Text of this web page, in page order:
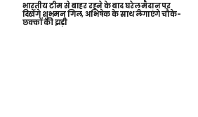
भारतीय टीम से बाहर रहने के बाद घरेलू मैदान पर
दिखेंगे शुभमन गिल, अभिषेक के साथ लगाएंगे चौके-
छक्कों की झड़ी